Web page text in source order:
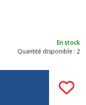
En stock
Quantité disponible : 2